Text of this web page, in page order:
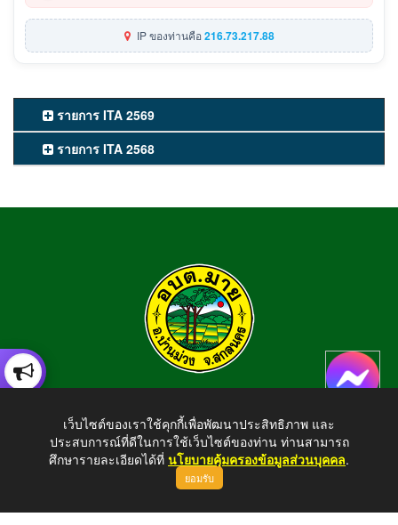
IP ของท่านคือ216.73.217.88
รายการ ITA 2569
รายการ ITA 2568
อำเภอบ้านม่วง จังหวัดสกลนคร สอบถามข้อมูลโทร 042-794924
E-mail : tambonmai275@gmail.com
เว็บไซต์ของเราใช้คุกกี้เพื่อพัฒนาประสิทธิภาพ และ
ประสบการณ์ที่ดีในการใช้เว็บไซต์ของท่าน ท่านสามารถ
ศึกษารายละเอียดได้ที่ นโยบายคุ้มครองข้อมูลส่วนบุคคล.
ยอมรับ